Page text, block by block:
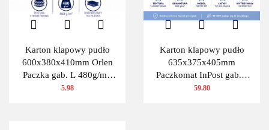
Karton klapowy pudło
600x380x410mm Orlen
Paczka gab. L 480g/m2
3W 1 szt.
5.98
Karton klapowy pudło
635x375x405mm
Paczkomat InPost gab.C
480g/m2 3W 10 szt.
59.80